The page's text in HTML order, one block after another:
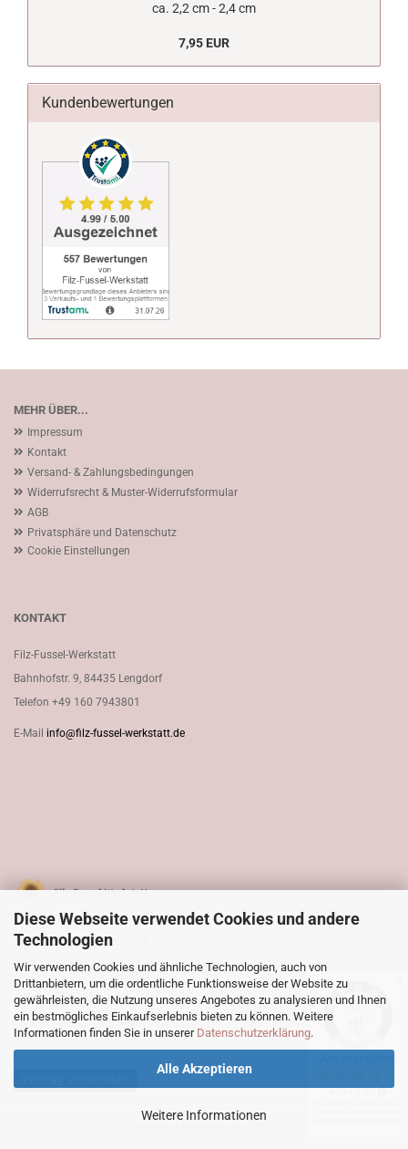
Diese Webseite verwendet Cookies und andere
Technologien
Wir verwenden Cookies und ähnliche Technologien, auch von
Drittanbietern, um die ordentliche Funktionsweise der Website zu
gewährleisten, die Nutzung unseres Angebotes zu analysieren und Ihnen
ein bestmögliches Einkaufserlebnis bieten zu können. Weitere
Informationen finden Sie in unserer Datenschutzerklärung.
Alle Akzeptieren
Weitere Informationen
ca. 2,2 cm - 2,4 cm
7,95 EUR
Kundenbewertungen
MEHR ÜBER...
Impressum
Kontakt
Versand- & Zahlungsbedingungen
Widerrufsrecht & Muster-Widerrufsformular
AGB
Privatsphäre und Datenschutz
Cookie Einstellungen
KONTAKT
Filz-Fussel-Werkstatt
Bahnhofstr. 9, 84435 Lengdorf
Telefon +49 160 7943801
E-Mail info@filz-fussel-werkstatt.de
SSL - Verschlüsselung
Versandkostenfrei ab 20,-€ Einkaufswert
Versandart
Deutsche Post und DHL